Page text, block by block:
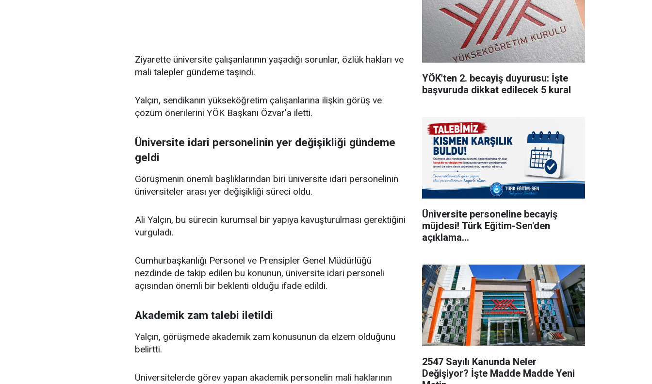
Ziyarette üniversite çalışanlarının yaşadığı sorunlar, özlük hakları ve
mali talepler gündeme taşındı.
Yalçın, sendikanın yükseköğretim çalışanlarına ilişkin görüş ve
çözüm önerilerini YÖK Başkanı Özvar’a iletti.
Üniversite idari personelinin yer değişikliği gündeme
geldi
Görüşmenin önemli başlıklarından biri üniversite idari personelinin
üniversiteler arası yer değişikliği süreci oldu.
Ali Yalçın, bu sürecin kurumsal bir yapıya kavuşturulması gerektiğini
vurguladı.
Cumhurbaşkanlığı Personel ve Prensipler Genel Müdürlüğü
nezdinde de takip edilen bu konunun, üniversite idari personeli
açısından önemli bir beklenti olduğu ifade edildi.
Akademik zam talebi iletildi
Yalçın, görüşmede akademik zam konusunun da elzem olduğunu
belirtti.
Üniversitelerde görev yapan akademik personelin mali haklarının
YÖK'ten 2. becayiş duyurusu: İşte
başvuruda dikkat edilecek 5 kural
Üniversite personeline becayiş
müjdesi! Türk Eğitim-Sen'den
açıklama...
2547 Sayılı Kanunda Neler
Değişiyor? İşte Madde Madde Yeni